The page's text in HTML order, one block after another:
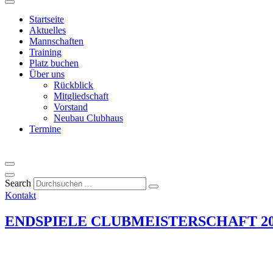
Startseite
Aktuelles
Mannschaften
Training
Platz buchen
Über uns
Rückblick
Mitgliedschaft
Vorstand
Neubau Clubhaus
Termine
Search
Kontakt
ENDSPIELE CLUBMEISTERSCHAFT